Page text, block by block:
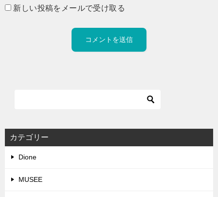
新しい投稿をメールで受け取る
カテゴリー
Dione
MUSEE